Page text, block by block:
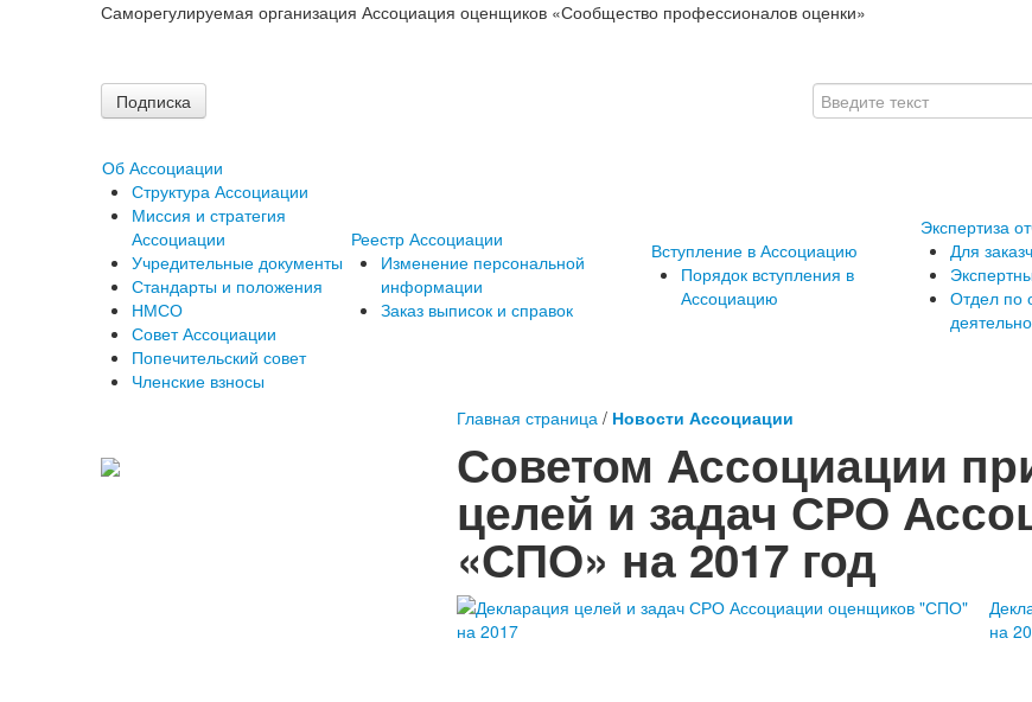
Саморегулируемая организация Ассоциация оценщиков «Сообщество профессионалов оценки»
Подписка
Об Ассоциации
Структура Ассоциации
Миссия и стратегия
Ассоциации
Учредительные документы
Стандарты и положения
НМСО
Совет Ассоциации
Попечительский совет
Членские взносы
Реестр Ассоциации
Изменение персональной
информации
Заказ выписок и справок
Вступление в Ассоциацию
Порядок вступления в
Ассоциацию
Экспертиза
Для
Отдел по
Главная страница / Новости Ассоциации
Советом Ассоциации
целей и задач СРО
«СПО» на 2017 год
на